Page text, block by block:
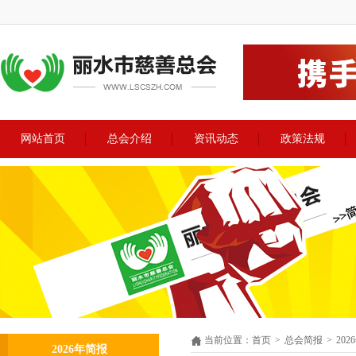
网站首页 总会介绍 资讯动态 政策法规
2026年简报
当前位置 ： 首页 > 总会简报 >